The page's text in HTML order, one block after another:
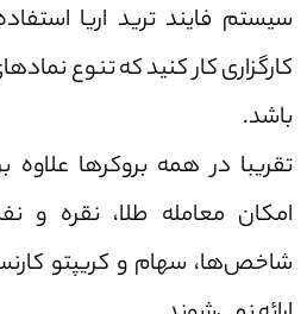
سیستم فایند ترید اریا
کارگزاری کار کنید که تنوع
باشد.
تقریبا در همه بروکر‌ها
امکان معامله طلا، نقره و
شاخص‌ها، سهام و کریپتو